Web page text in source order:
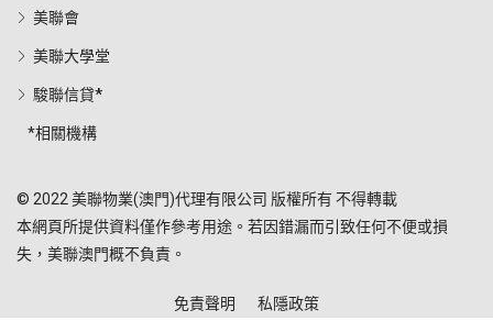
美聯會
美聯大學堂
駿聯信貸*
*相關機構
© 2022 美聯物業(澳門)代理有限公司 版權所有 不得轉載
本網頁所提供資料僅作參考用途。若因錯漏而引致任何不便或損
失，美聯澳門概不負責。
免責聲明 私隱政策